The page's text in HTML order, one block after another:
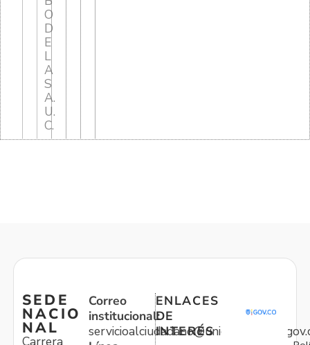
O
D
E
L
A
S
A.
U.
C.
SEDE
NACIO
NAL
Carrera
Correo
institucional:
ENLACES
DE
INTERÉS